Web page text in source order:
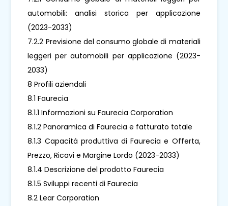
automobili: analisi storica per applicazione
(2023-2033)
7.2.2 Previsione del consumo globale di materiali
leggeri per automobili per applicazione (2023-
2033)
8 Profili aziendali
8.1 Faurecia
8.1.1 Informazioni su Faurecia Corporation
8.1.2 Panoramica di Faurecia e fatturato totale
8.1.3 Capacità produttiva di Faurecia e Offerta,
Prezzo, Ricavi e Margine Lordo (2023-2033)
8.1.4 Descrizione del prodotto Faurecia
8.1.5 Sviluppi recenti di Faurecia
8.2 Lear Corporation